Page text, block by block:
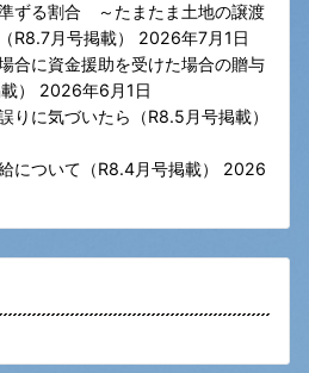
ずる割合 ～たまたま土地の譲渡
R8.7月号掲載）
2026年7月1日
合に資金援助を受けた場合の贈与
）
2026年6月1日
りに気づいたら（R8.5月号掲載）
について（R8.4月号掲載）
2026